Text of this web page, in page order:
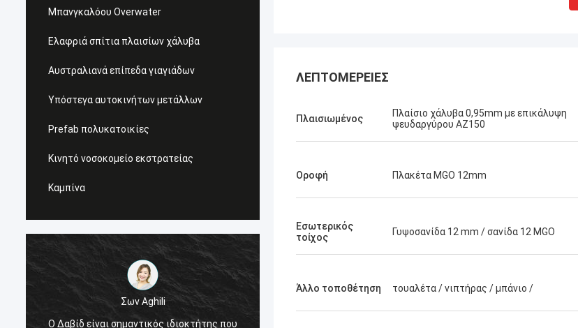
Μπανγκαλόου Overwater
Ελαφριά σπίτια πλαισίων χάλυβα
Αυστραλιανά επίπεδα γιαγιάδων
Υπόστεγα αυτοκινήτων μετάλλων
Prefab πολυκατοικίες
Κινητό νοσοκομείο εκστρατείας
Καμπίνα
Σων Aghili
Ο Δαβίδ είναι σημαντικός ιδιοκτήτης που
Τύμβοι του Michael
ΛΕΠΤΟΜΈΡΕΙΕΣ
Πλαισιωμένος
Πλαίσιο χάλυβα 0,95mm με επικάλυψη
ψευδαργύρου AZ150
Οροφή Πλακέτα MGO 12mm
Εσωτερικός
τοίχος
Γυψοσανίδα 12 mm / σανίδα 12 MGO
Άλλο τοποθέτηση τουαλέτα / νιπτήρας / μπάνιο /